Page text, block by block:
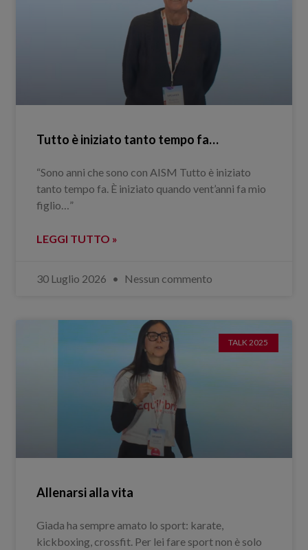
Tutto è iniziato tanto tempo fa…
“Sono anni che sono con AISM Tutto è iniziato
tanto tempo fa. È iniziato quando vent’anni fa mio
figlio…”
LEGGI TUTTO »
30 Luglio 2026 Nessun commento
TALK 2025
Allenarsi alla vita
Giada ha sempre amato lo sport: karate,
kickboxing, crossfit. Per lei fare sport non è solo